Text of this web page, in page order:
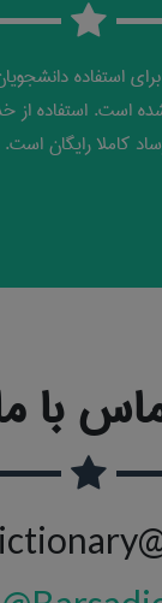
استفاده
است. استفاده
کاملا رایگان است.
با